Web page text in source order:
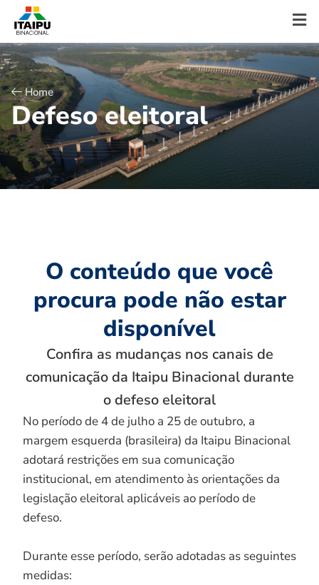
Home
Defeso eleitoral
O conteúdo que você
procura pode não estar
disponível
Confira as mudanças nos canais de
comunicação da Itaipu Binacional durante
o defeso eleitoral
No período de 4 de julho a 25 de outubro, a
margem esquerda (brasileira) da Itaipu Binacional
adotará restrições em sua comunicação
institucional, em atendimento às orientações da
legislação eleitoral aplicáveis ao período de
defeso.
Durante esse período, serão adotadas as seguintes
medidas: